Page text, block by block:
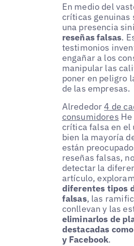
En medio del
críticas genuinas
una presencia
reseñas falsas.
testimonios
engañar a los
manipular las
poner en peligro
de las empresas.
Alrededor4 de
consumidores
crítica falsa en el
bien la mayoría
están
reseñas falsas,
detectar la
artículo,
diferentes tipos
falsas, las
conllevan y las
eliminarlos de
destacadas
y Facebook.